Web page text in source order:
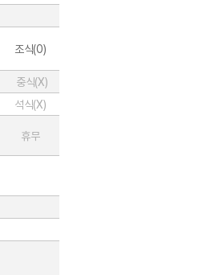
조식(0)
중식(X)
석식(X)
휴무